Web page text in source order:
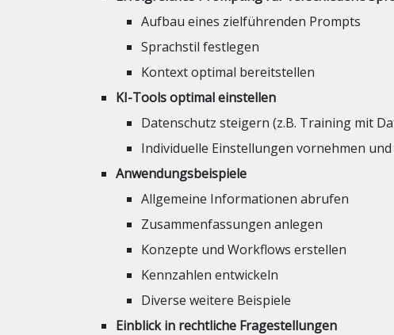
Aufbau eines zielführenden Prompts
Sprachstil festlegen
Kontext optimal bereitstellen
KI-Tools optimal einstellen
Datenschutz steigern (z.B. Training mit
Individuelle Einstellungen vornehmen
Anwendungsbeispiele
Allgemeine Informationen abrufen
Zusammenfassungen anlegen
Konzepte und Workflows erstellen
Kennzahlen entwickeln
Diverse weitere Beispiele
Einblick in rechtliche Fragestellungen